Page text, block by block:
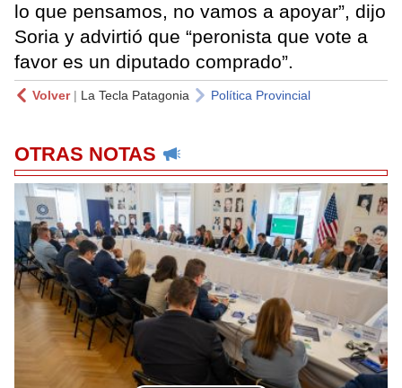
lo que pensamos, no vamos a apoyar”, dijo
Soria y advirtió que “peronista que vote a
favor es un diputado comprado”.
Volver| La Tecla Patagonia Política Provincial
OTRAS NOTAS